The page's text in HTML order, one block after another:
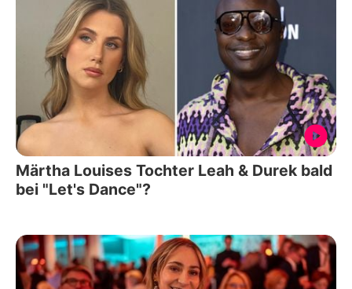
Märtha Louises Tochter Leah & Durek bald
bei "Let's Dance"?